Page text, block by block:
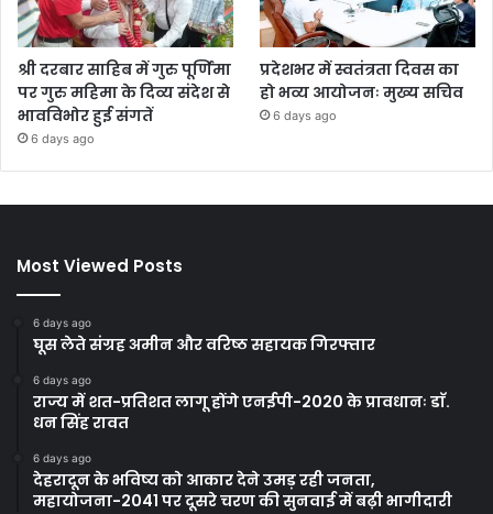
श्री दरबार साहिब में गुरु पूर्णिमा
पर गुरु महिमा के दिव्य संदेश से
भावविभोर हुई संगतें
6 days ago
प्रदेशभर में स्वतंत्रता दिवस का
हो भव्य आयोजनः मुख्य सचिव
6 days ago
Most Viewed Posts
6 days ago
घूस लेते संग्रह अमीन और वरिष्ठ सहायक गिरफ्तार
6 days ago
राज्य में शत-प्रतिशत लागू होंगे एनईपी-2020 के प्रावधानः डाॅ.
धन सिंह रावत
6 days ago
देहरादून के भविष्य को आकार देने उमड़ रही जनता,
महायोजना-2041 पर दूसरे चरण की सुनवाई में बढ़ी भागीदारी